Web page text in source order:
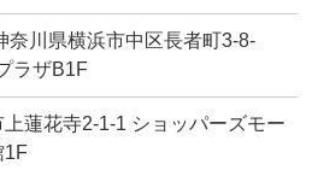
奈川県横浜市中区長者町3-8-
ラザB1F
蓮花寺2-1-1 ショッパーズモー
1F